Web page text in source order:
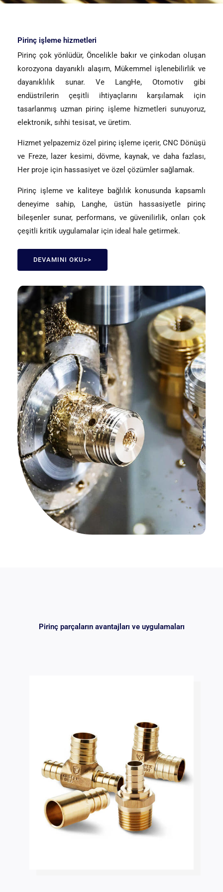
Pirinç işleme hizmetleri
Pirinç çok yönlüdür, Öncelikle bakır ve çinkodan oluşan
korozyona dayanıklı alaşım, Mükemmel işlenebilirlik ve
dayanıklılık sunar. Ve LangHe, Otomotiv gibi
endüstrilerin çeşitli ihtiyaçlarını karşılamak için
tasarlanmış uzman pirinç işleme hizmetleri sunuyoruz,
elektronik, sıhhi tesisat, ve üretim.
Hizmet yelpazemiz özel pirinç işleme içerir, CNC Dönüşü
ve Freze, lazer kesimi, dövme, kaynak, ve daha fazlası,
Her proje için hassasiyet ve özel çözümler sağlamak.
Pirinç işleme ve kaliteye bağlılık konusunda kapsamlı
deneyime sahip, Langhe, üstün hassasiyetle pirinç
bileşenler sunar, performans, ve güvenilirlik, onları çok
çeşitli kritik uygulamalar için ideal hale getirmek.
DEVAMINI OKU>>
Pirinç parçaların avantajları ve uygulamaları